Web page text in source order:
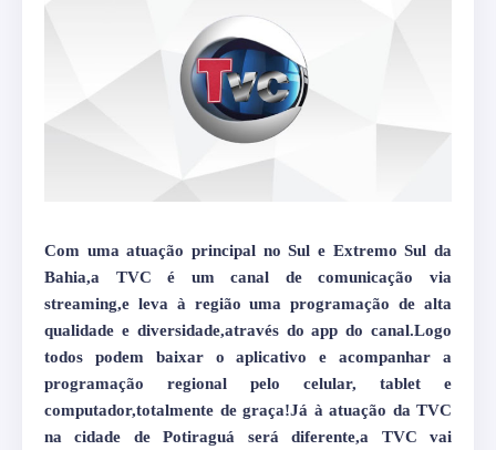
Com uma atuação principal no Sul e Extremo Sul da
Bahia,a TVC é um canal de comunicação via
streaming,e leva à região uma programação de alta
qualidade e diversidade,através do app do canal.Logo
todos podem baixar o aplicativo e acompanhar a
programação regional pelo celular, tablet e
computador,totalmente de graça!Já à atuação da TVC
na cidade de Potiraguá será diferente,a TVC vai